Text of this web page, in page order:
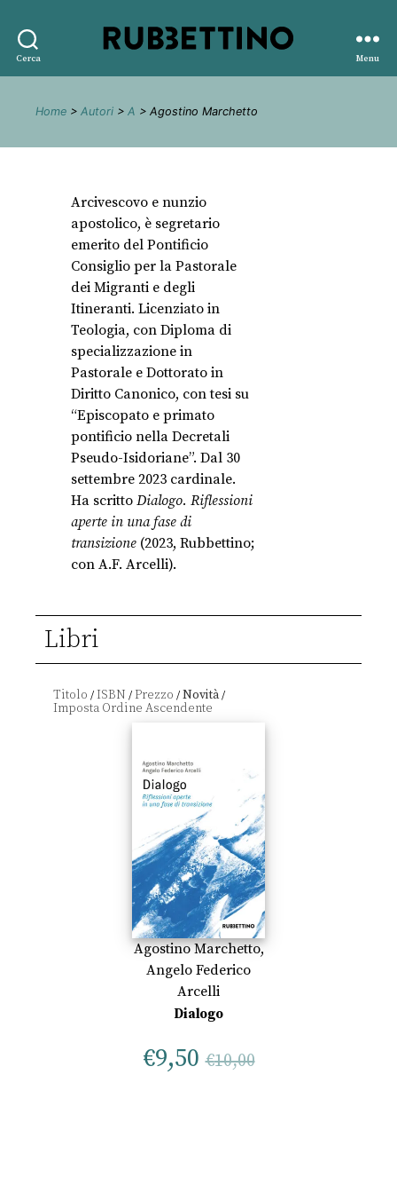
Cerca
editore
Menu
Home > Autori > A > Agostino Marchetto
Arcivescovo e nunzio
apostolico, è segretario
emerito del Pontificio
Consiglio per la Pastorale
dei Migranti e degli
Itineranti. Licenziato in
Teologia, con Diploma di
specializzazione in
Pastorale e Dottorato in
Diritto Canonico, con tesi su
“Episcopato e primato
pontificio nella Decretali
Pseudo-Isidoriane”. Dal 30
settembre 2023 cardinale.
Ha scritto Dialogo. Riflessioni
aperte in una fase di
transizione (2023, Rubbettino;
con A.F. Arcelli).
Libri
Titolo /ISBN /Prezzo /Novità/
Agostino Marchetto,
Angelo Federico
Arcelli
Dialogo
€9,50 €10,00